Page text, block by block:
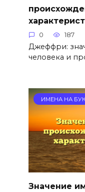
0 187
Джеффри:
человека и
ИМЕНА НА
Значение